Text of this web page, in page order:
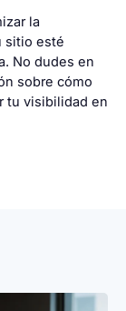
la
sitio esté
No dudes en
sobre cómo
tu visibilidad en